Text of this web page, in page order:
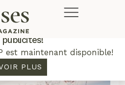
Plus de rabais.
publicités!
est maintenant disponible!
PLUS